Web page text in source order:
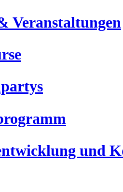
Veranstaltungen
und